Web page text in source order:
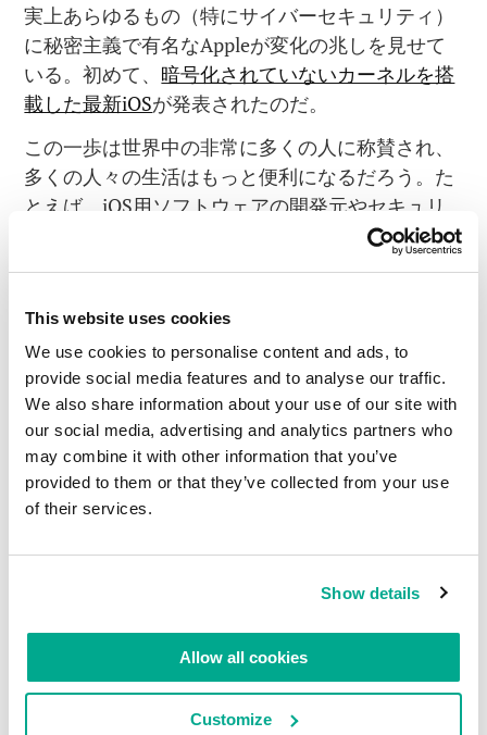
This website uses cookies
We use cookies to personalise content and ads, to
provide social media features and to analyse our traffic.
We also share information about your use of our site with
our social media, advertising and analytics partners who
may combine it with other information that you’ve
provided to them or that they’ve collected from your use
of their services.
Show details
Allow all cookies
Customize
実上あらゆるもの（特にサイバーセキュリティ）
に秘密主義で有名なAppleが変化の兆しを見せて
いる。初めて、 暗号化されていないカーネルを搭
載した最新iOSが発表されたのだ。
この一歩は世界中の非常に多くの人に称賛され、
多くの人々の生活はもっと便利になるだろう。た
とえば、iOS用ソフトウェアの開発元やセキュリ
ティリサーチャーが脆弱性を見つけ、Appleによ
残念なことに、この変化によって脆弱性探しが容
悪者たちの生活まで便利にしてしまうだろう。
Appleは、暗号化されていなカーネルがセキュリ
ティに悪影響をおよぼすことはないとしている。
そのとおりなら、これまですべてを暗号化してい
たのはなぜなのか？突如、よりオープンで
なのか？売上が初めて落ち込んだからなのか？そ
スマートフォン市場の80%を
これは成り行きを見守るしかないだろう。楽しみ